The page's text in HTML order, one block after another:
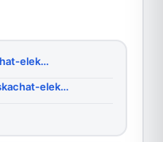
https://mhelp.kz/skachat-elektronnye-uchebniki-kazahstan/
https://mhelp.kz/skachat-elektronnye-uchebniki-kazahstan/